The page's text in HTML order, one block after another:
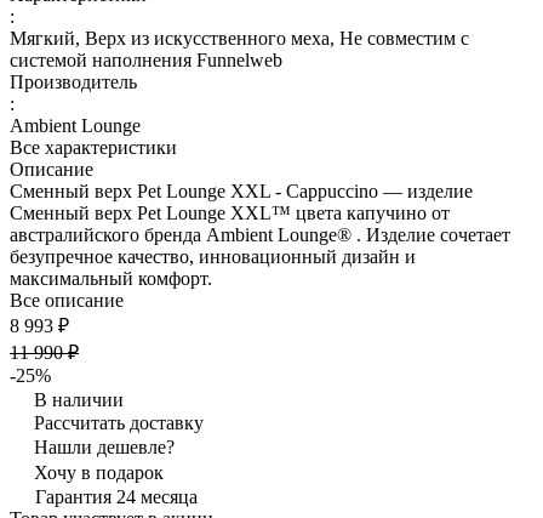
:
Мягкий, Верх из искусственного меха, Не совместим с
системой наполнения Funnelweb
Производитель
:
Ambient Lounge
Все характеристики
Описание
Сменный верх Pet Lounge XXL - Cappuccino — изделие
Сменный верх Pet Lounge XXL™ цвета капучино от
австралийского бренда Ambient Lounge® . Изделие сочетает
безупречное качество, инновационный дизайн и
максимальный комфорт.
Все описание
8 993 ₽
11 990 ₽
-25%
В наличии
Рассчитать доставку
Нашли дешевле?
Хочу в подарок
Гарантия 24 месяца